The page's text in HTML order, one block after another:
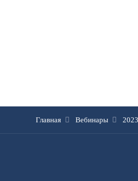
Главная Вебинары